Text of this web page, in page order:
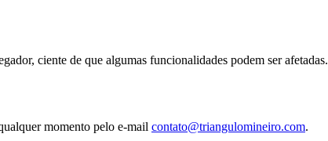
ciente de que algumas funcionalidades podem ser afetadas.
momento pelo e-mail contato@triangulomineiro.com.